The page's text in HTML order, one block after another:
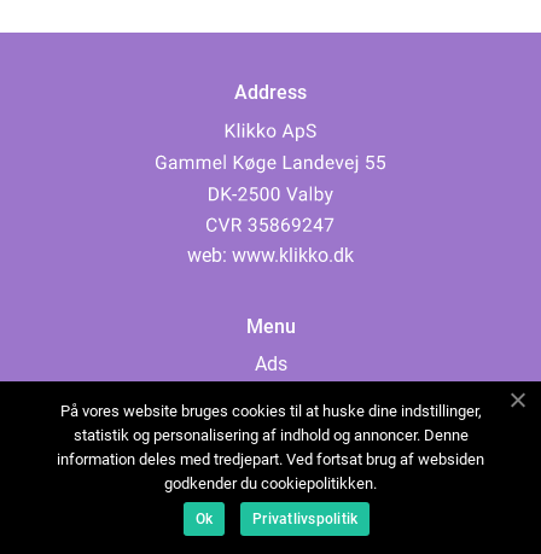
Address
web: www.klikko.dk
Menu
Ads
Cookies
Contact
Sitemap
På vores website bruges cookies til at huske dine indstillinger,
statistik og personalisering af indhold og annoncer. Denne
information deles med tredjepart. Ved fortsat brug af websiden
godkender du cookiepolitikken.
Ok Privatlivspolitik